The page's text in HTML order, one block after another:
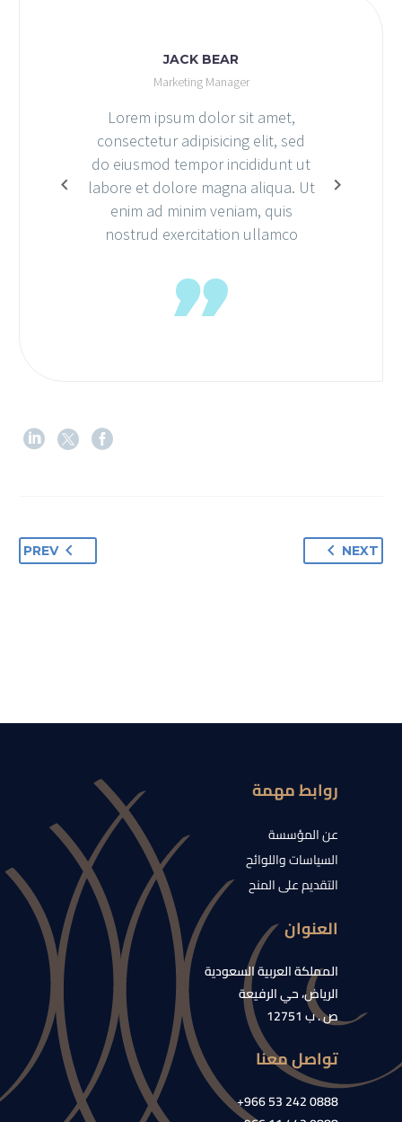
JACK BEAR
Marketing Manager
Lorem ipsum dolor sit amet,
consectetur adipisicing elit, sed
do eiusmod tempor incididunt ut
labore et dolore magna aliqua. Ut
enim ad minim veniam, quis
nostrud exercitation ullamco
PREV NEXT
روابط مهمة
عن المؤسسة
السياسات واللوائح
التقديم على المنح
العنوان
المملكة العربية السعودية
الرياض، حي الرفيعة
ص . ب 12751
تواصل معنا
0888 242 53 966+